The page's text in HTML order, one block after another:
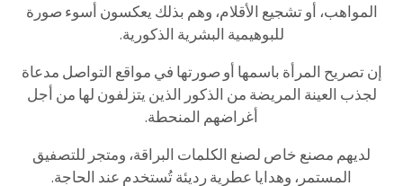
المواهب، أو تشجيع الأقلام، وهم بذلك يعكسون أسوء صورة
للبوهيمية البشرية الذكورية.
إن تصريح المرأة باسمها أو صورتها في مواقع التواصل مدعاة
لجذب العينة المريضة من الذكور الذين يتزلفون لها من أجل
أغراضهم المنحطة.
لديهم مصنع خاص لصنع الكلمات البراقة، ومتجر للتصفيق
المستمر، وهدايا عطرية رديئة تُستخدم عند الحاجة.